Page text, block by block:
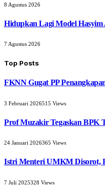
8 Agustus 2026
Hidupkan Lagi Model Hasyim
7 Agustus 2026
Top Posts
FKNN Gugat PP
3 Februari 2026515 Views
Prof Muzakir Tegaskan BPK
24 Januari 2026365 Views
Istri Menteri UMKM Disorot,
7 Juli 2025328 Views